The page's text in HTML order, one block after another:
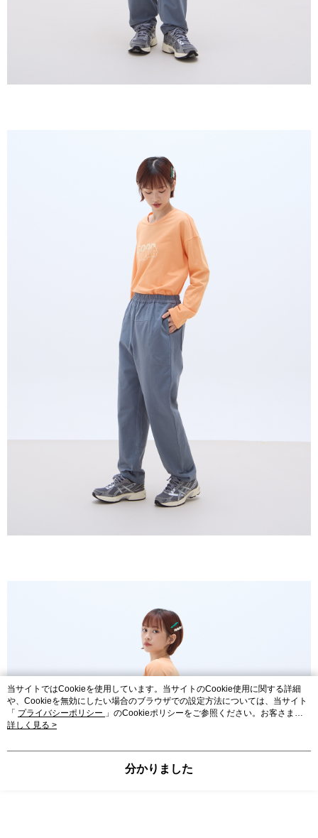
当サイトではCookieを使用しています。当サイトのCookie使用に関する詳細
や、Cookieを無効にしたい場合のブラウザでの設定方法については、当サイト
「 プライバシーポリシー 」のCookieポリシーをご参照ください。お客さま
が、当サイトを引き続き使用される場合、当社がサイト利用規約のCookieポリ
詳しく見る >
分かりました